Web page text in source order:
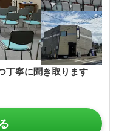
丁寧に聞き取ります